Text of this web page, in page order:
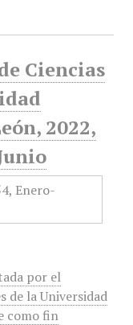
Ciencias
2022,
por el
de la Universidad
como fin